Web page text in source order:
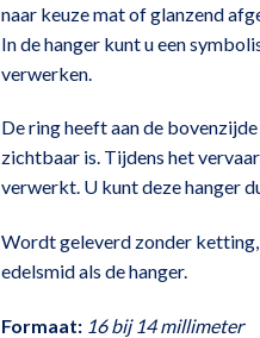
naar keuze mat of glanzend
In de hanger kunt u een
verwerken.
De ring heeft aan de
zichtbaar is. Tijdens het
verwerkt. U kunt deze hanger
Wordt geleverd zonder ketting,
edelsmid als de hanger.
Formaat: 16 bij 14 millimeter